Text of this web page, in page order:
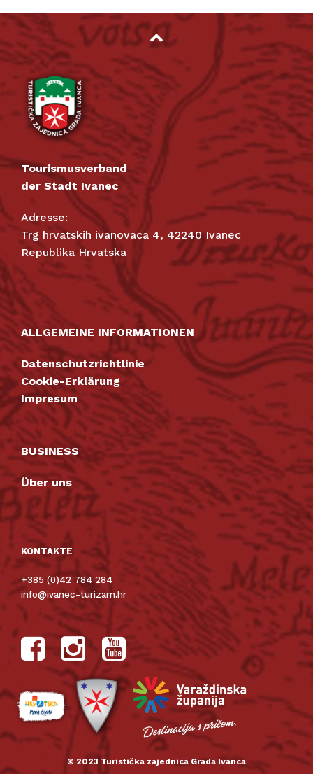
Tourismusverband
der Stadt Ivanec
Adresse:
Trg hrvatskih ivanovaca 4, 42240 Ivanec
Republika Hrvatska
ALLGEMEINE INFORMATIONEN
Datenschutzrichtlinie
Cookie-Erklärung
Impresum
BUSINESS
Über uns
KONTAKTE
+385 (0)42 784 284
info@ivanec-turizam.hr
© 2023 Turistička zajednica Grada Ivanca